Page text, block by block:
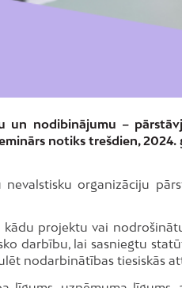
un nodibinājumu –
notiks trešdien,
organizāciju
projektu vai
darbību, lai sasniegtu
nodarbinātības tiesiskās